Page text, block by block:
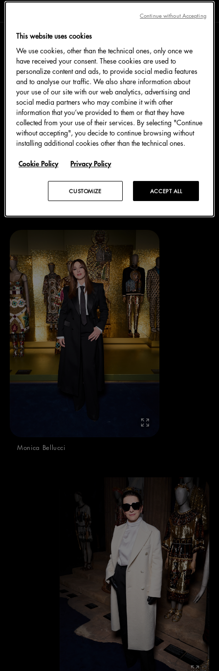
阅读时长0分钟
继在米兰取得成功后，Dolce&Gabbana 于 1 月 9 日
星期四在庄严的巴黎大皇宫内举办了 ‘Du Coeur à la
Main: Dolce&Gabbana’ 巡展的开幕式。
这个独特且迷人的空间是举办展览的理想场地，精美珍
品从艺术与哲理的维度出发，阐述匠艺故事，聚焦于设
计师们的创意才华与带着记忆和创新的一片愿景。
在这场备受期待的开幕式现场众星云集，与设计师
会：从 Monica Bellucci 到 Juliette Binoche，从
Natalia Vodianova 到 Fanny Ardant，从 Axelle Saint-
Cirel 到 Marco Asensio。
Monica Bellucci
This website uses cookies
We use cookies, other than the technical ones, only once we
have received your consent. These cookies are used to
personalize content and ads, to provide social media features
and to analyse our traffic. We also share information about
your use of our site with our web analytics, advertising and
social media partners who may combine it with other
information that you’ve provided to them or that they have
collected from your use of their services. By selecting "Continue
without accepting", you decide to continue browsing without
installing additional cookies other than the technical ones.
Cookie Policy Privacy Policy
ACCEPT ALL
CUSTOMIZE
Continue without Accepting